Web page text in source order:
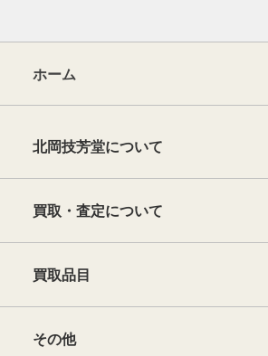
ホーム
北岡技芳堂について
買取・査定について
買取品目
その他